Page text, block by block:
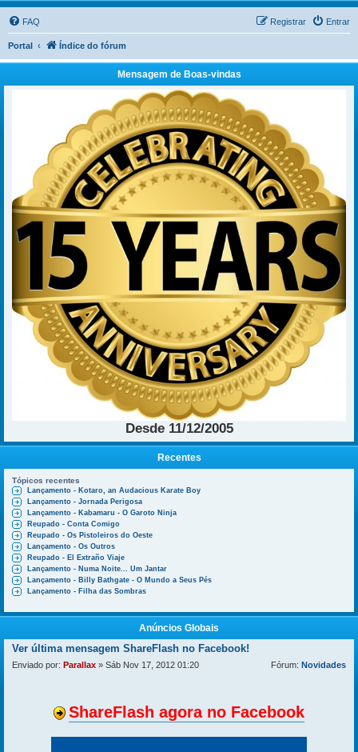
FAQ Entrar
Registrar
Portal Índice do fórum
Mensagem de Boas-vindas
Desde 11/12/2005
Recentes
Tópicos recentes
Lançamento - Kotaro, an Audacious Karate Boy
Lançamento - Jornada Perigosa
Lançamento - Kabamaru - O Garoto Ninja
Reupado - Conta Comigo
Reupado - Os Pistoleiros do Oeste
Lançamento - Os Outros
Reupado - El Extraño Viaje
Lançamento - Numa Noite... Um Jantar
Lançamento - Billy Bathgate - O Mundo a Seus Pés
Lançamento - Filha das Sombras
Anúncios Globais
Ver última mensagem ShareFlash no Facebook!
Enviado por: Parallax » Sáb Nov 17, 2012 01:20 Fórum: Novidades
ShareFlash agora no Facebook